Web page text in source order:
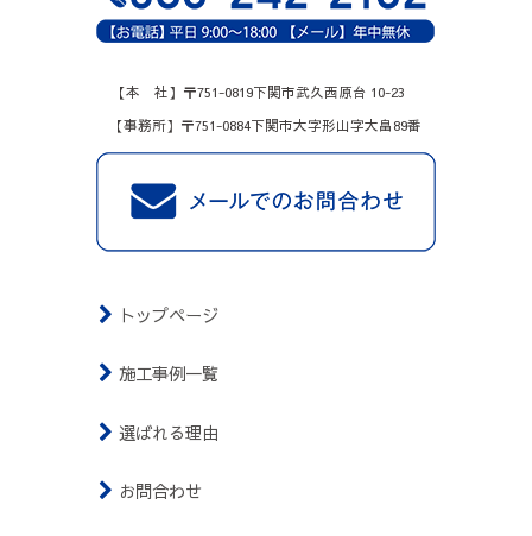
【本 社】〒751-0819下関市武久西原台 10-23
【事務所】〒751-0884下関市大字形山字大畠89番
トップページ
施工事例一覧
選ばれる理由
お問合わせ